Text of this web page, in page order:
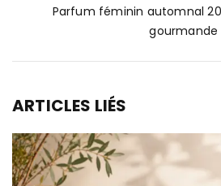
Parfum féminin automnal
gourmande
ARTICLES LIÉS